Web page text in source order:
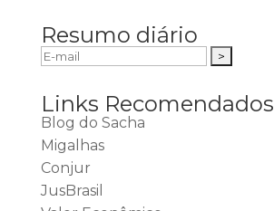
Resumo diário
Links Recomendados
Blog do Sacha
Migalhas
Conjur
JusBrasil